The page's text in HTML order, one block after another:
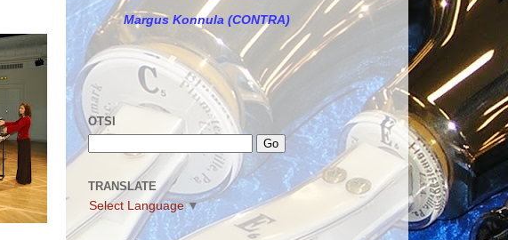
Margus Konnula (CONTRA)
OTSI
TRANSLATE
Select Language ▼